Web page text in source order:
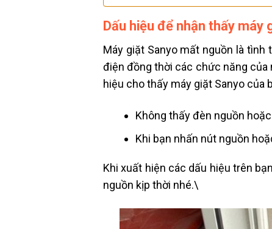
Dấu hiệu để nhận thấy máy
Máy giặt Sanyo mất nguồn là tình
điện đồng thời các chức năng của
hiệu cho thấy máy giặt Sanyo của
Không thấy đèn nguồn
Khi bạn nhấn nút nguồn
Khi xuất hiện các dấu hiệu trên
nguồn kịp thời nhé.\